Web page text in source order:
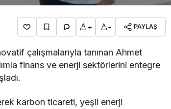
+ - PAYLAŞ
çalışmalarıyla tanınan Ahmet
finans ve enerji sektörlerini entegre
karbon ticareti, yeşil enerji